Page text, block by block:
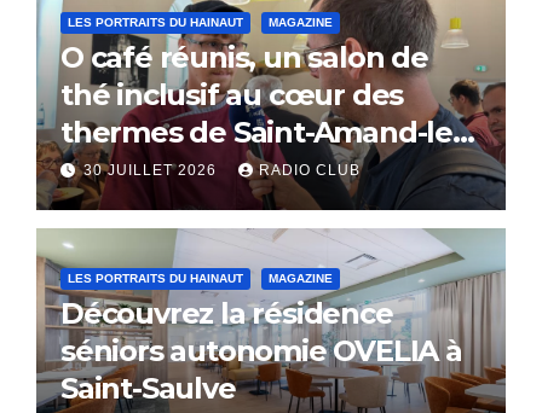
LES PORTRAITS DU HAINAUT MAGAZINE
O café réunis, un salon de
thé inclusif au cœur des
thermes de Saint-Amand-les-
Eaux
30 JUILLET 2026 RADIO CLUB
LES PORTRAITS DU HAINAUT MAGAZINE
Découvrez la résidence
séniors autonomie OVELIA à
Saint-Saulve